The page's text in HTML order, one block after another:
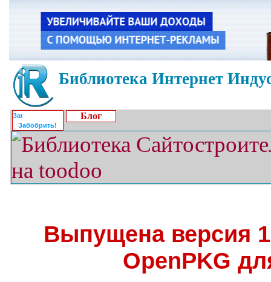
Библиотека Интернет
Забобрить!
Блог
Выпущена версия
OpenPKG